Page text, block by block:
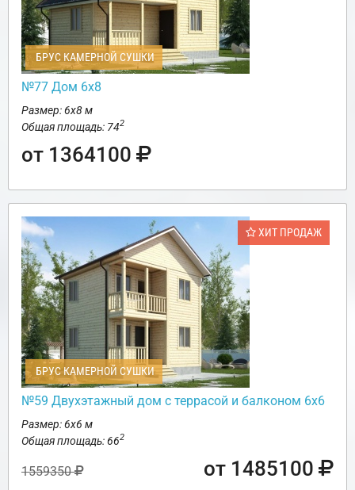
БРУС КАМЕРНОЙ СУШКИ
№77 Дом 6х8
Размер: 6х8 м
Общая площадь: 742
от 1364100
ХИТ ПРОДАЖ
БРУС КАМЕРНОЙ СУШКИ
№59 Двухэтажный дом с террасой и балконом 6х6
Размер: 6х6 м
Общая площадь: 662
1559350 от 1485100